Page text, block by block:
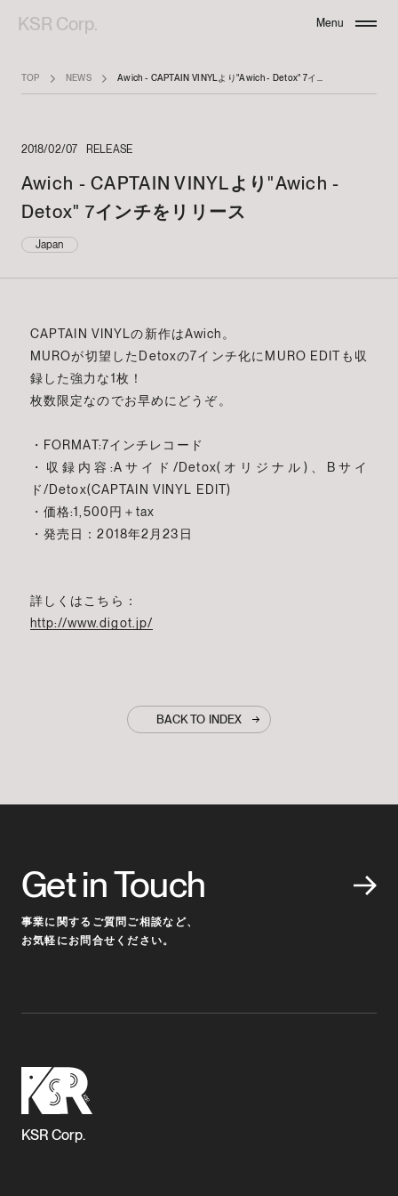
KSR Corp. Menu
TOP NEWS
2018/02/07 RELEASE
Awich - CAPTAIN VINYLより"Awich -
Detox" 7インチをリリース
Japan
CAPTAIN VINYLの新作はAwich。
MUROが切望したDetoxの7インチ化にMURO EDITも収
録した強力な1枚！
枚数限定なのでお早めにどうぞ。
・FORMAT:7インチレコード
・収録内容:Aサイド/Detox(オリジナル)、Bサイ
ド/Detox(CAPTAIN VINYL EDIT)
・価格:1,500円＋tax
・発売日：2018年2月23日
詳しくはこちら：
http://www.digot.jp/
BACK TO INDEX
Get in Touch
事業に関するご質問ご相談など、
お気軽にお問合せください。
KSR Corp.